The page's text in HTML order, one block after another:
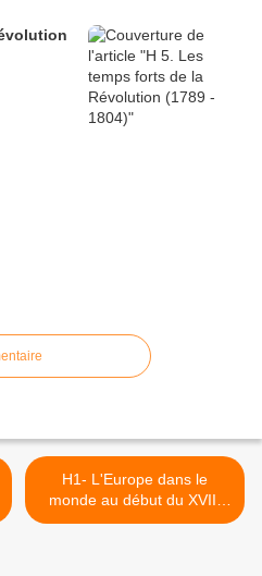
H1- L'Europe dans le
monde au début du XVIII
siècle >